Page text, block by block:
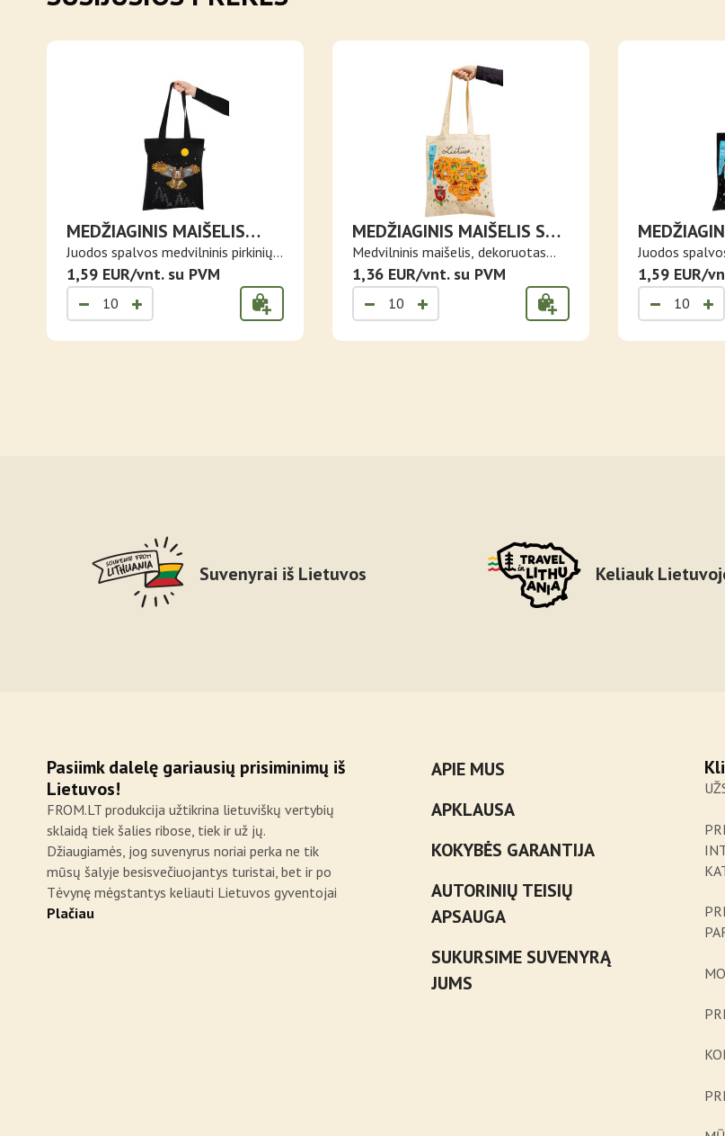
MEDŽIAGINIS MAIŠELIS
PELĖDA
Juodos spalvos medvilninis pirkinių
ma..
1,59 EUR/vnt. su PVM
MEDŽIAGINIS MAIŠELIS SU
LIETUVOS ŽEMĖLAPIU
Medvilninis maišelis, dekoruotas
Lietu..
1,36 EUR/vnt. su PVM
LIETUVOS
Juodos
d..
1,59 EUR/
Suvenyrai iš Lietuvos Keliauk
Pasiimk dalelę gariausių prisiminimų iš
Lietuvos!
FROM.LT produkcija užtikrina lietuviškų vertybių
sklaidą tiek šalies ribose, tiek ir už jų.
Džiaugiamės, jog suvenyrus noriai perka ne tik
mūsų šalyje besisvečiuojantys turistai, bet ir po
Tėvynę mėgstantys keliauti Lietuvos gyventojai
Plačiau
APIE MUS
APKLAUSA
KOKYBĖS GARANTIJA
AUTORINIŲ TEISIŲ
APSAUGA
SUKURSIME SUVENYRĄ
JUMS